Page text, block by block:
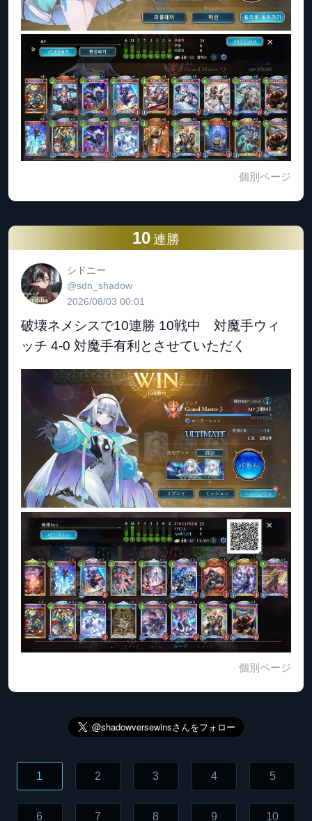
個別ページ
10 連勝
シドニー
@sdn_shadow
2026/08/03 00:01
破壊ネメシスで10連勝 10戦中 対魔手ウィ
ッチ 4-0 対魔手有利とさせていただく
個別ページ
1 2 3 4 5
6 7 8 9 10